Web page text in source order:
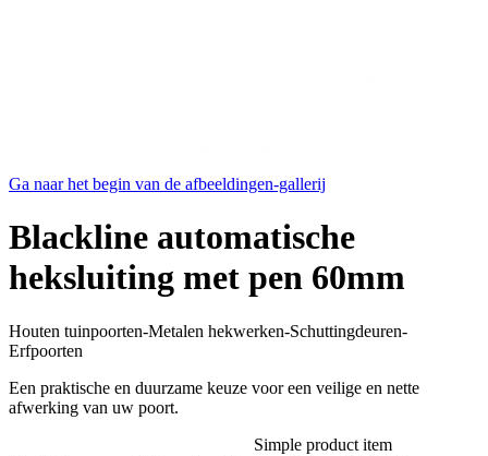
Ga naar het begin van de afbeeldingen-gallerij
Blackline automatische
heksluiting met pen 60mm
Houten tuinpoorten-Metalen hekwerken-Schuttingdeuren-
Erfpoorten
Een praktische en duurzame keuze voor een veilige en nette
afwerking van uw poort.
Simple product item